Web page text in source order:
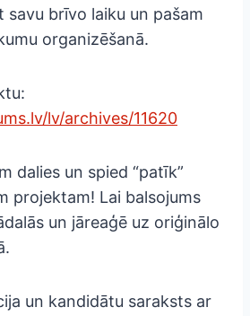
brīvo laiku un pašam
organizēšanā.
lv/archives/11620
dalies un spied “patīk”
projektam! Lai balsojums
un jāreaģē uz oriģinālo
un kandidātu saraksts ar